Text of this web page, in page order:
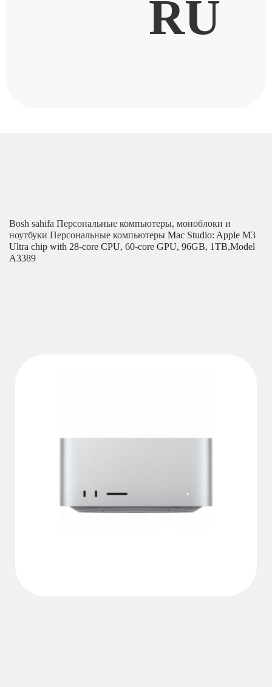
RU
Bosh sahifa Персональные компьютеры, моноблоки и
ноутбуки Персональные компьютеры Mac Studio: Apple M3
Ultra chip with 28‑core CPU, 60‑core GPU, 96GB, 1TB,Model
A3389